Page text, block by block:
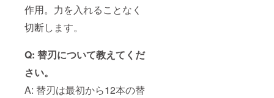
作用。力を入れることなく
切断します。
Q: 替刃について教えてくだ
さい。
A: 替刃は最初から12本の替